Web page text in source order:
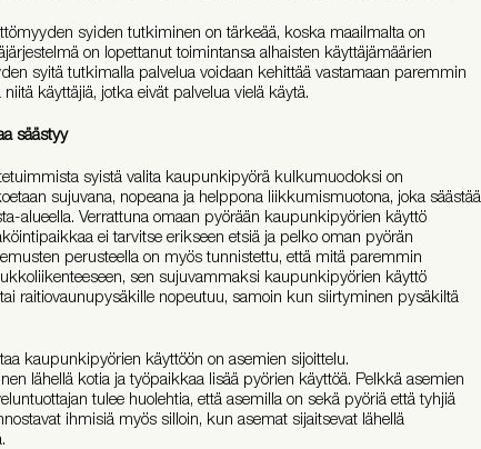
syiden tutkiminen on tärkeää, koska maailmalta on
on lopettanut toimintansa alhaisten käyttäjämäärien
syitä tutkimalla palvelua voidaan kehittää vastamaan paremmin
käyttäjiä, jotka eivät palvelua vielä käytä.
säästyy
syistä valita kaupunkipyörä kulkumuodoksi on
sujuvana, nopeana ja helppona liikkumismuotona, joka säästää
alueella. Verrattuna omaan pyörään kaupunkipyörien käyttö
ei tarvitse erikseen etsiä ja pelko oman pyörän
perusteella on myös tunnistettu, että mitä paremmin
sen sujuvammaksi kaupunkipyörien käyttö
raitiovaunupysäkille nopeutuu, samoin kun siirtyminen pysäkiltä
kaupunkipyörien käyttöön on asemien sijoittelu.
lähellä kotia ja työpaikkaa lisää pyörien käyttöä. Pelkkä asemien
tulee huolehtia, että asemilla on sekä pyöriä että tyhjiä
ihmisiä myös silloin, kun asemat sijaitsevat lähellä